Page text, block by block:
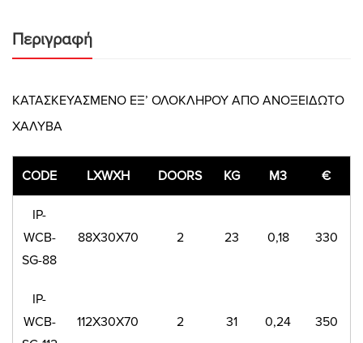
Περιγραφή
ΚΑΤΑΣΚΕΥΑΣΜΕΝΟ ΕΞ’ ΟΛΟΚΛΗΡΟΥ ΑΠΟ ΑΝΟΞΕΙΔΩΤΟ
ΧΑΛΥΒΑ
CODE LXWXH DOORS KG M3 €
IP-
WCB-
SG-88
88X30X70 2 23 0,18 330
IP-
WCB-
112X30X70 2 31 0,24 350